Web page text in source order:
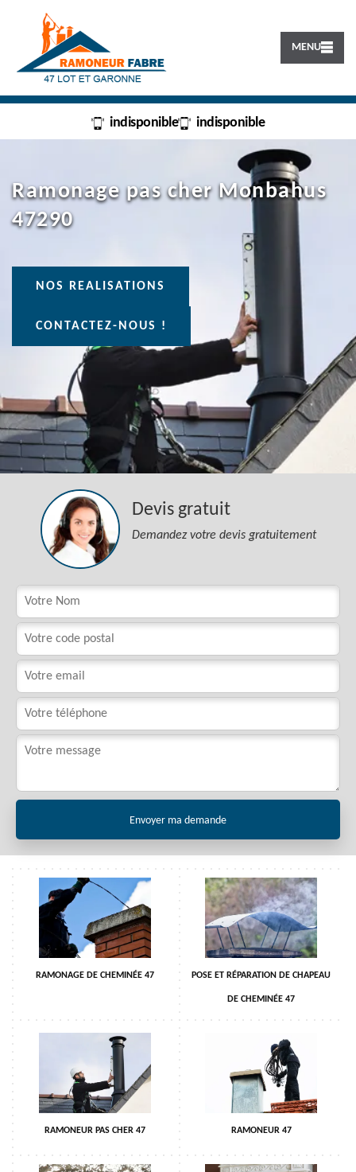
MENU
indisponible indisponible
Ramonage pas cher Monbahus
47290
NOS REALISATIONS
CONTACTEZ-NOUS !
Devis gratuit
Demandez votre devis gratuitement
RAMONAGE DE CHEMINÉE 47 POSE ET RÉPARATION DE CHAPEAU
DE CHEMINÉE 47
RAMONEUR PAS CHER 47 RAMONEUR 47